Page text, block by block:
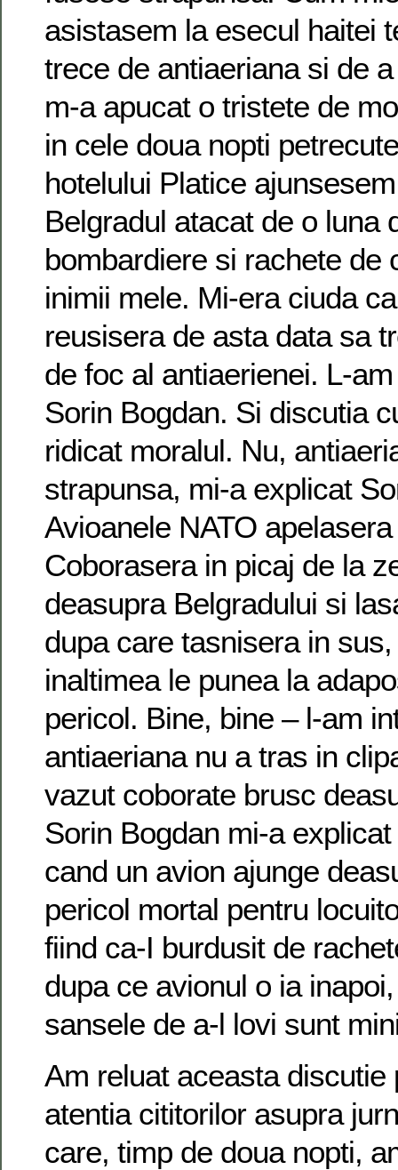
asistasem la esecul haitei
trece de antiaeriana si de
m-a apucat o tristete de
in cele doua nopti
hotelului Platice
Belgradul atacat de o luna
bombardiere si rachete de
inimii mele. Mi-era ciuda
reusisera de asta data sa
de foc al antiaerienei. L-
Sorin Bogdan. Si discutia
ridicat moralul. Nu,
strapunsa, mi-a explicat
Avioanele NATO
Coborasera in picaj de la
deasupra Belgradului si
dupa care tasnisera in
inaltimea le punea la
pericol. Bine, bine – l-am
antiaeriana nu a tras in
vazut coborate brusc
Sorin Bogdan mi-a
cand un avion ajunge
pericol mortal pentru
fiind ca-I burdusit de
dupa ce avionul o ia
sansele de a-l lovi sunt
Am reluat aceasta discutie
atentia cititorilor asupra
care, timp de doua nopti,